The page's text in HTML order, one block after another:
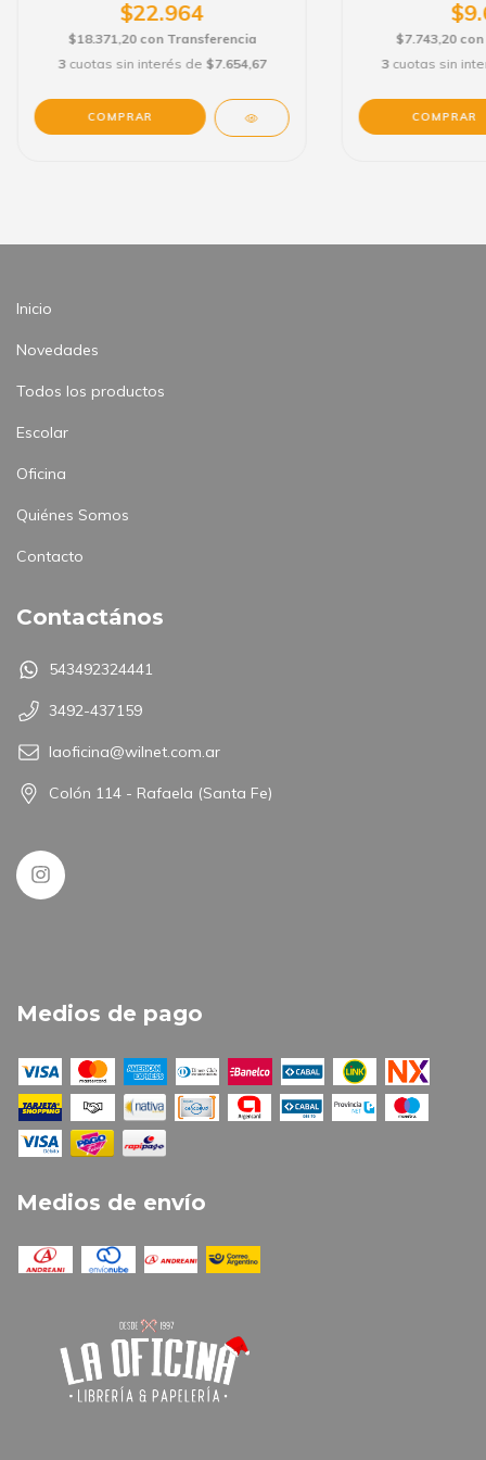
$22.964
$18.371,20 con Transferencia
3 cuotas sin interés de $7.654,67
$7.743,20 con
3 cuotas sin
Inicio
Novedades
Todos los productos
Escolar
Oficina
Quiénes Somos
Contacto
Contactános
543492324441
3492-437159
laoficina@wilnet.com.ar
Colón 114 - Rafaela (Santa Fe)
Medios de pago
Medios de envío